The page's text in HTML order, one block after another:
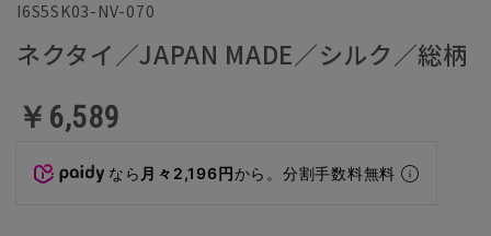
I6S5SK03-NV-070
ネクタイ／JAPAN MADE／シルク／総柄
￥6,589
なら 月々2,196円から。分割手数料無料